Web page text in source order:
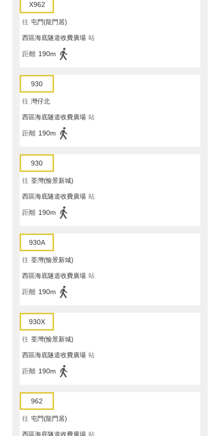
X962
往 屯門(龍門居)
西區海底隧道收費廣場 站
距離 190m
930
往 灣仔北
西區海底隧道收費廣場 站
距離 190m
930
往 荃灣(愉景新城)
西區海底隧道收費廣場 站
距離 190m
930A
往 荃灣(愉景新城)
西區海底隧道收費廣場 站
距離 190m
930X
往 荃灣(愉景新城)
西區海底隧道收費廣場 站
距離 190m
962
往 屯門(龍門居)
西區海底隧道收費廣場 站